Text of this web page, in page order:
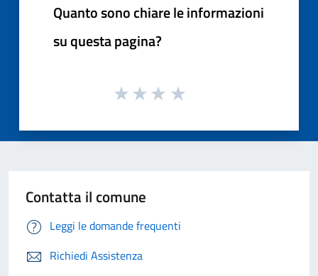
Quanto sono chiare le informazioni
su questa pagina?
Contatta il comune
Leggi le domande frequenti
Richiedi Assistenza